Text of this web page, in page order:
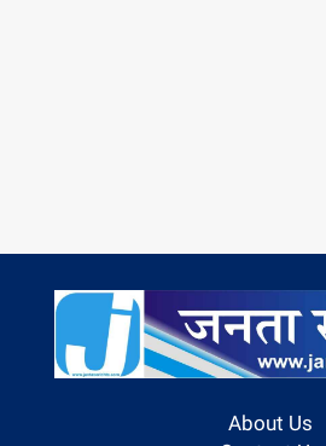
About Us